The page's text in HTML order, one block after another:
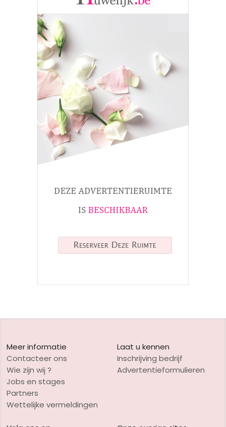
Meer informatie
Contacteer ons
Wie zijn wij ?
Jobs en stages
Partners
Wettelijke vermeldingen
Laat u kennen
Inschrijving bedrijf
Advertentieformulieren